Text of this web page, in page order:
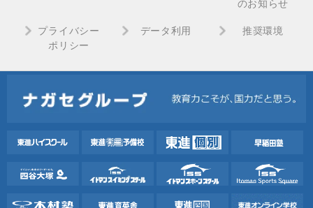
のお知らせ
プライバシー
ポリシー
データ利用 推奨環境